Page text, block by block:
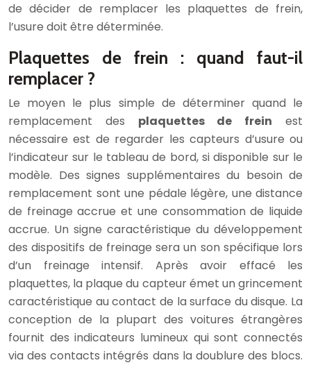
de décider de remplacer les plaquettes de frein,
l’usure doit être déterminée.
Plaquettes de frein : quand faut-il
remplacer ?
Le moyen le plus simple de déterminer quand le
remplacement des plaquettes de frein est
nécessaire est de regarder les capteurs d’usure ou
l’indicateur sur le tableau de bord, si disponible sur le
modèle. Des signes supplémentaires du besoin de
remplacement sont une pédale légère, une distance
de freinage accrue et une consommation de liquide
accrue. Un signe caractéristique du développement
des dispositifs de freinage sera un son spécifique lors
d’un freinage intensif. Après avoir effacé les
plaquettes, la plaque du capteur émet un grincement
caractéristique au contact de la surface du disque. La
conception de la plupart des voitures étrangères
fournit des indicateurs lumineux qui sont connectés
via des contacts intégrés dans la doublure des blocs.